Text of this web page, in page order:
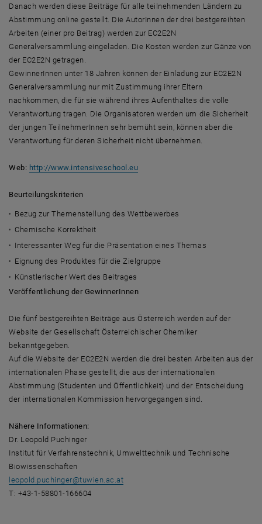
Danach werden diese Beiträge für alle teilnehmenden Ländern zu
Abstimmung online gestellt. Die AutorInnen der drei bestgereihten
Arbeiten (einer pro Beitrag) werden zur EC2E2N
Generalversammlung eingeladen. Die Kosten werden zur Gänze von
der EC2E2N getragen.
GewinnerInnen unter 18 Jahren können der Einladung zur EC2E2N
Generalversammlung nur mit Zustimmung ihrer Eltern
nachkommen, die für sie während ihres Aufenthaltes die volle
Verantwortung tragen. Die Organisatoren werden um die Sicherheit
der jungen TeilnehmerInnen sehr bemüht sein, können aber die
Verantwortung für deren Sicherheit nicht übernehmen.
Web: http://www.intensiveschool.eu, öffnet eine externe URL in einem
Beurteilungskriterien
Bezug zur Themenstellung des Wettbewerbes
Chemische Korrektheit
Interessanter Weg für die Präsentation eines Themas
Eignung des Produktes für die Zielgruppe
Künstlerischer Wert des Beitrages
Veröffentlichung der GewinnerInnen
Die fünf bestgereihten Beiträge aus Österreich werden auf der
Website der Gesellschaft Österreichischer Chemiker
bekanntgegeben.
Auf die Website der EC2E2N werden die drei besten Arbeiten aus der
internationalen Phase gestellt, die aus der internationalen
Abstimmung (Studenten und Öffentlichkeit) und der Entscheidung
der internationalen Kommission hervorgegangen sind.
Nähere Informationen:
Dr. Leopold Puchinger
Institut für Verfahrenstechnik, Umwelttechnik und Technische
Biowissenschaften
leopold.puchinger@tuwien.ac.at
T: +43-1-58801-166604